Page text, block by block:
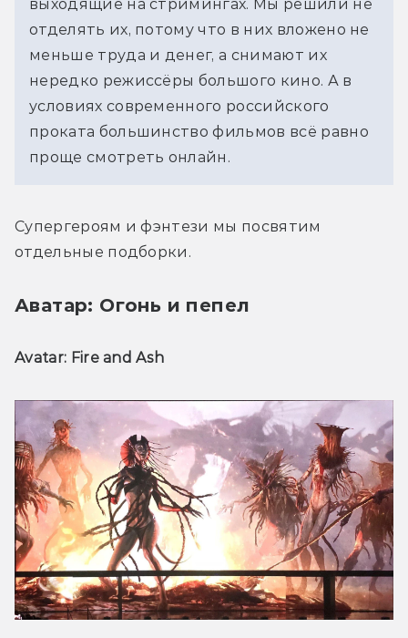
выходящие на стримингах. Мы решили не
отделять их, потому что в них вложено не
меньше труда и денег, а снимают их
нередко режиссёры большого кино. А в
условиях современного российского
проката большинство фильмов всё равно
проще смотреть онлайн.
Супергероям и фэнтези мы посвятим
отдельные подборки.
Аватар: Огонь и пепел
Avatar: Fire and Ash